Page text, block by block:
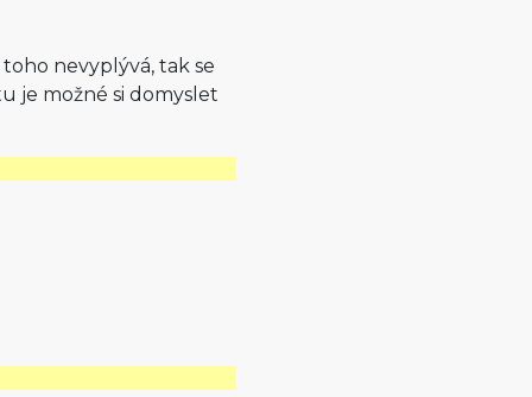
nevyplývá, tak se
je možné si domyslet